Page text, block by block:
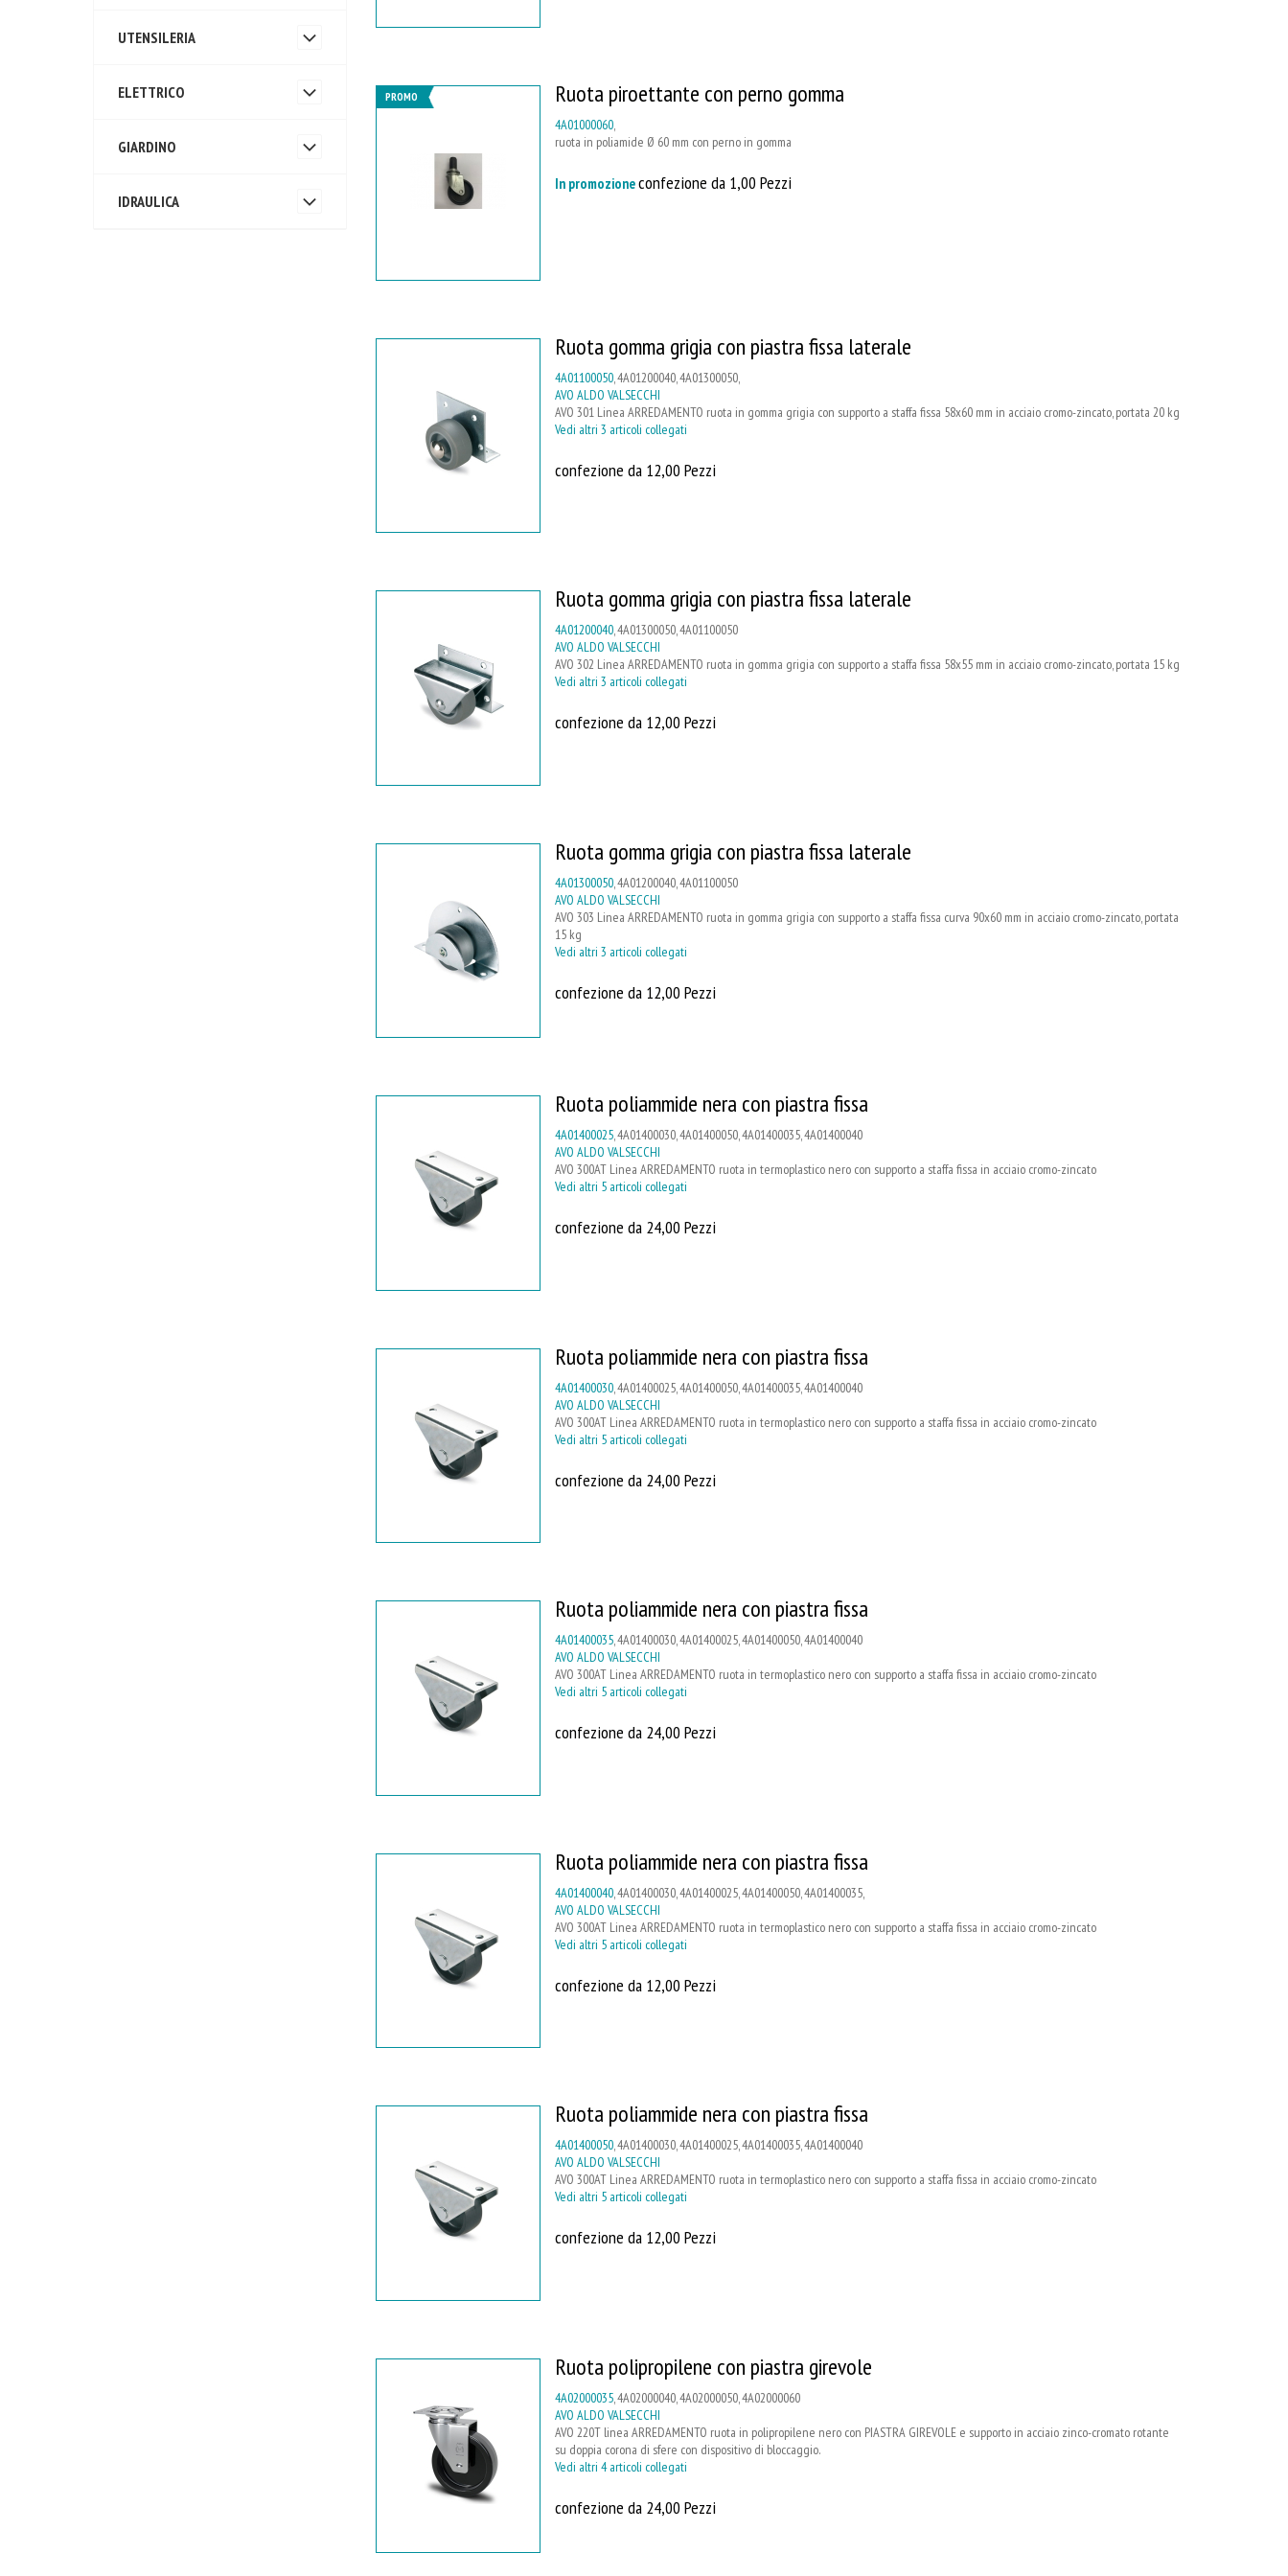
PROMO Ruota piroettante con perno gomma
4A01000060,
ruota in poliamide Ø 60 mm con perno in gomma
In promozioneconfezione da 1,00 Pezzi
Ruota gomma grigia con piastra fissa laterale
4A01100050, 4A01200040, 4A01300050,
AVO ALDO VALSECCHI
AVO 301 Linea ARREDAMENTO ruota in gomma grigia con supporto a staffa fissa 58x60 mm in acciaio cromo-zincato, portata 20 kg
Vedi altri 3 articoli collegati
confezione da 12,00 Pezzi
Ruota gomma grigia con piastra fissa laterale
4A01200040, 4A01300050, 4A01100050
AVO ALDO VALSECCHI
AVO 302 Linea ARREDAMENTO ruota in gomma grigia con supporto a staffa fissa 58x55 mm in acciaio cromo-zincato, portata 15 kg
Vedi altri 3 articoli collegati
confezione da 12,00 Pezzi
Ruota gomma grigia con piastra fissa laterale
4A01300050, 4A01200040, 4A01100050
AVO ALDO VALSECCHI
AVO 303 Linea ARREDAMENTO ruota in gomma grigia con supporto a staffa fissa curva 90x60 mm in acciaio cromo-zincato, portata
15 kg
Vedi altri 3 articoli collegati
confezione da 12,00 Pezzi
Ruota poliammide nera con piastra fissa
4A01400025, 4A01400030, 4A01400050, 4A01400035, 4A01400040
AVO ALDO VALSECCHI
AVO 300AT Linea ARREDAMENTO ruota in termoplastico nero con supporto a staffa fissa in acciaio cromo-zincato
Vedi altri 5 articoli collegati
confezione da 24,00 Pezzi
Ruota poliammide nera con piastra fissa
4A01400030, 4A01400025, 4A01400050, 4A01400035, 4A01400040
AVO ALDO VALSECCHI
AVO 300AT Linea ARREDAMENTO ruota in termoplastico nero con supporto a staffa fissa in acciaio cromo-zincato
Vedi altri 5 articoli collegati
confezione da 24,00 Pezzi
Ruota poliammide nera con piastra fissa
4A01400035, 4A01400030, 4A01400025, 4A01400050, 4A01400040
AVO ALDO VALSECCHI
AVO 300AT Linea ARREDAMENTO ruota in termoplastico nero con supporto a staffa fissa in acciaio cromo-zincato
Vedi altri 5 articoli collegati
confezione da 24,00 Pezzi
Ruota poliammide nera con piastra fissa
4A01400040, 4A01400030, 4A01400025, 4A01400050, 4A01400035,
AVO ALDO VALSECCHI
AVO 300AT Linea ARREDAMENTO ruota in termoplastico nero con supporto a staffa fissa in acciaio cromo-zincato
Vedi altri 5 articoli collegati
confezione da 12,00 Pezzi
Ruota poliammide nera con piastra fissa
4A01400050, 4A01400030, 4A01400025, 4A01400035, 4A01400040
AVO ALDO VALSECCHI
AVO 300AT Linea ARREDAMENTO ruota in termoplastico nero con supporto a staffa fissa in acciaio cromo-zincato
Vedi altri 5 articoli collegati
confezione da 12,00 Pezzi
Ruota polipropilene con piastra girevole
4A02000035, 4A02000040, 4A02000050, 4A02000060
AVO ALDO VALSECCHI
AVO 220T linea ARREDAMENTO ruota in polipropilene nero con PIASTRA GIREVOLE e supporto in acciaio zinco-cromato rotante
su doppia corona di sfere con dispositivo di bloccaggio.
Vedi altri 4 articoli collegati
confezione da 24,00 Pezzi
UTENSILERIA
ELETTRICO
GIARDINO
IDRAULICA